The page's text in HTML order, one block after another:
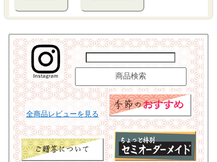
全商品レビューを見る